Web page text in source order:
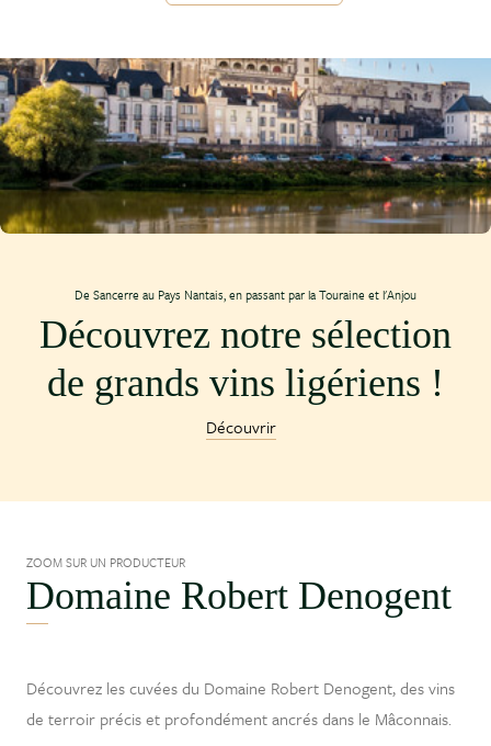
De Sancerre au Pays Nantais, en passant par la Touraine et l'Anjou
Découvrez notre sélection
de grands vins ligériens !
Découvrir
ZOOM SUR UN PRODUCTEUR
Domaine Robert Denogent
Découvrez les cuvées du Domaine Robert Denogent, des vins
de terroir précis et profondément ancrés dans le Mâconnais.